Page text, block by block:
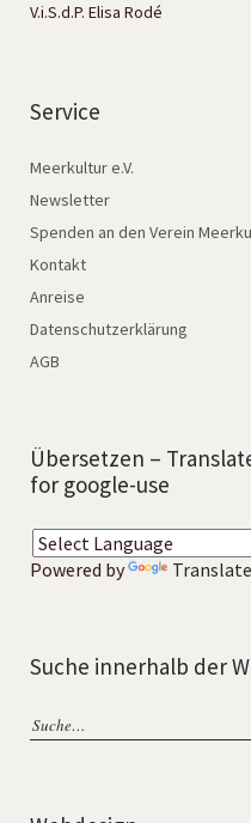
V.i.S.d.P. Elisa Rodé
Service
Meerkultur e.V.
Newsletter
Spenden an den Verein
Kontakt
Anreise
Datenschutzerklärung
AGB
Übersetzen –
for google-use
Powered by Translate
Suche innerhalb der